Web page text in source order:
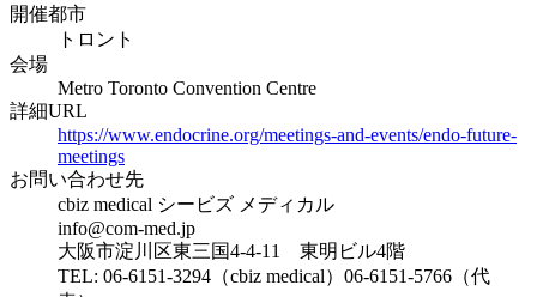
開催都市
トロント
会場
Metro Toronto Convention Centre
詳細URL
https://www.endocrine.org/meetings-and-events/endo-future-
meetings
お問い合わせ先
cbiz medical シービズ メディカル
info@com-med.jp
大阪市淀川区東三国4-4-11 東明ビル4階
TEL: 06-6151-3294（cbiz medical）06-6151-5766（代